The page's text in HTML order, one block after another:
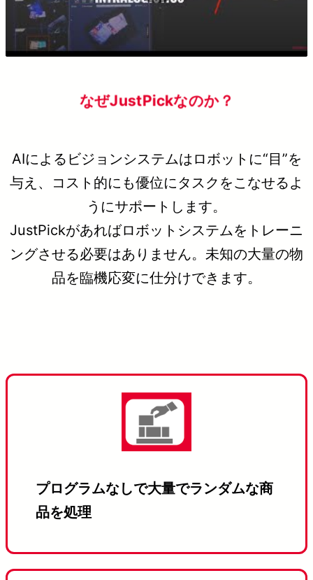
なぜJustPickなのか？
AIによるビジョンシステムはロボットに“目”を
与え、コスト的にも優位にタスクをこなせるよ
うにサポートします。
JustPickがあればロボットシステムをトレーニ
ングさせる必要はありません。未知の大量の物
品を臨機応変に仕分けできます。
プログラムなしで大量でランダムな商
品を処理